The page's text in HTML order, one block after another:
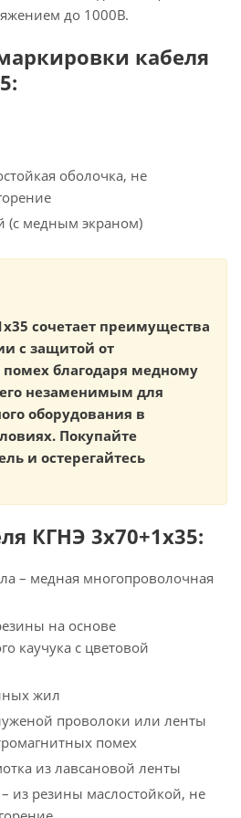
до 1000В.
кабеля
оболочка, не
(с медным экраном)
сочетает преимущества
с защитой от
благодаря медному
его незаменимым для
оборудования в
Покупайте
и остерегайтесь
КГНЭ 3х70+1х35:
– медная многопроволочная
на основе
каучука с цветовой
жил
проволоки или ленты
помех
из лавсановой ленты
из резины маслостойкой, не